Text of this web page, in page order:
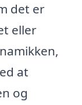
det er
eller
at
og